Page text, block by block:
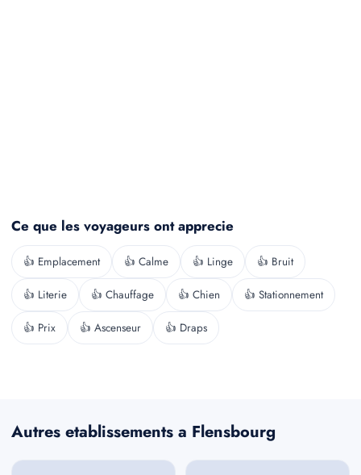
Ce que les voyageurs ont apprecie
👍 Emplacement 👍 Calme 👍 Linge 👍 Bruit
👍 Literie 👍 Chauffage 👍 Chien 👍 Stationnement
👍 Prix 👍 Ascenseur 👍 Draps
Autres etablissements a Flensbourg